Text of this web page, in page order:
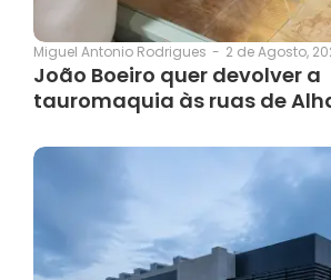
Miguel Antonio Rodrigues - 2 de Agosto,
João Boeiro quer devolver a
tauromaquia às ruas de